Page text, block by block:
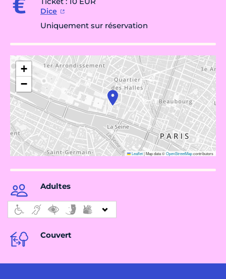
Dice
Uniquement sur réservation
+
−
Leaflet|Map data ©OpenStreetMapcontributors
Adultes
Couvert